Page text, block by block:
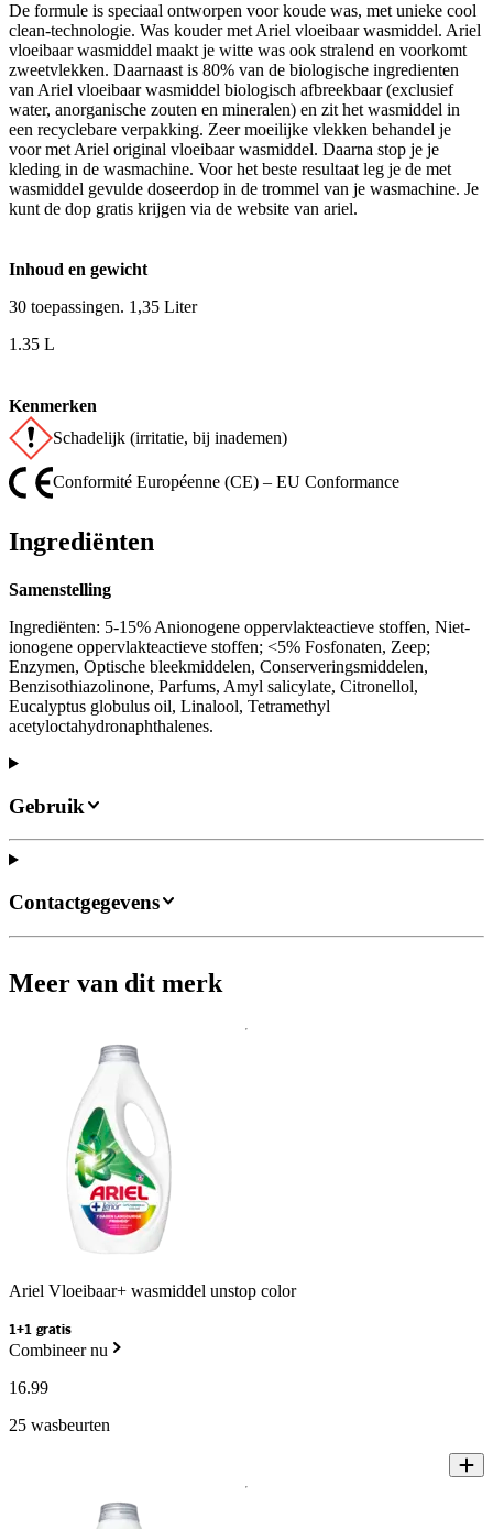
De formule is speciaal ontworpen voor koude was, met unieke cool
clean-technologie. Was kouder met Ariel vloeibaar wasmiddel. Ariel
vloeibaar wasmiddel maakt je witte was ook stralend en voorkomt
zweetvlekken. Daarnaast is 80% van de biologische ingredienten
van Ariel vloeibaar wasmiddel biologisch afbreekbaar (exclusief
water, anorganische zouten en mineralen) en zit het wasmiddel in
een recyclebare verpakking. Zeer moeilijke vlekken behandel je
voor met Ariel original vloeibaar wasmiddel. Daarna stop je je
kleding in de wasmachine. Voor het beste resultaat leg je de met
wasmiddel gevulde doseerdop in de trommel van je wasmachine. Je
kunt de dop gratis krijgen via de website van ariel.
Inhoud en gewicht
30 toepassingen. 1,35 Liter
1.35 L
Kenmerken
Schadelijk (irritatie, bij inademen)
Conformité Européenne (CE) – EU Conformance
Ingrediënten
Samenstelling
Ingrediënten: 5-15% Anionogene oppervlakteactieve stoffen, Niet-
ionogene oppervlakteactieve stoffen; <5% Fosfonaten, Zeep;
Enzymen, Optische bleekmiddelen, Conserveringsmiddelen,
Benzisothiazolinone, Parfums, Amyl salicylate, Citronellol,
Eucalyptus globulus oil, Linalool, Tetramethyl
acetyloctahydronaphthalenes.
Gebruik
Contactgegevens
Meer van dit merk
Ariel Vloeibaar+ wasmiddel unstop color
1+1 gratis
Combineer nu
16.99
25 wasbeurten